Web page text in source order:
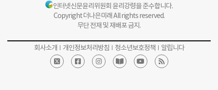
인터넷신문윤리위원회 윤리강령을 준수합니다.
Copyright 더나은미래 All rights reserved.
무단 전재 및 재배포 금지.
회사소개 개인정보처리방침 청소년보호정책 알립니다